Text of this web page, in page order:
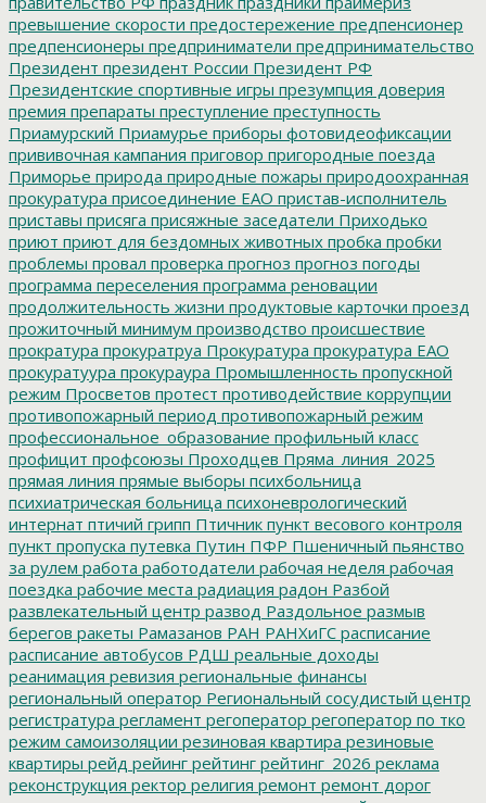
превышение скорости предостережение предпенсионер
предпенсионеры предприниматели предпринимательство
Президент президент России Президент РФ
Президентские спортивные игры презумпция доверия
премия препараты преступление преступность
Приамурский Приамурье приборы фотовидеофиксации
прививочная кампания приговор пригородные поезда
Приморье природа природные пожары природоохранная
прокуратура присоединение ЕАО пристав-исполнитель
приставы присяга присяжные заседатели Приходько
приют приют для бездомных животных пробка пробки
проблемы провал проверка прогноз прогноз погоды
программа переселения программа реновации
продолжительность жизни продуктовые карточки проезд
прожиточный минимум производство происшествие
прократура прокуратруа Прокуратура прокуратура ЕАО
прокуратуура прокураура Промышленность пропускной
режим Просветов протест противодействие коррупции
противопожарный период противопожарный режим
профессиональное_образование профильный класс
профицит профсоюзы Проходцев Пряма_линия_2025
прямая линия прямые выборы психбольница
психиатрическая больница психоневрологический
интернат птичий грипп Птичник пункт весового контроля
пункт пропуска путевка Путин ПФР Пшеничный пьянство
за рулем работа работодатели рабочая неделя рабочая
поездка рабочие места радиация радон Разбой
развлекательный центр развод Раздольное размыв
берегов ракеты Рамазанов РАН РАНХиГС расписание
расписание автобусов РДШ реальные доходы
реанимация ревизия региональные финансы
региональный оператор Региональный сосудистый центр
регистратура регламент регоператор регоператор по тко
режим самоизоляции резиновая квартира резиновые
квартиры рейд рейинг рейтинг рейтинг_2026 реклама
реконструкция ректор религия ремонт ремонт дорог